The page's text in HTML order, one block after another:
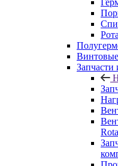
Винтовые
Запчасти